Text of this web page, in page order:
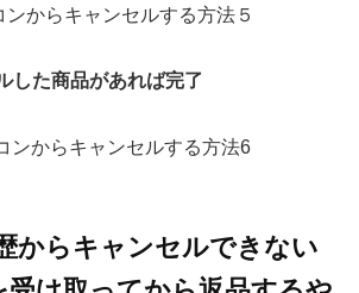
した商品があれば完了
からキャンセルできない